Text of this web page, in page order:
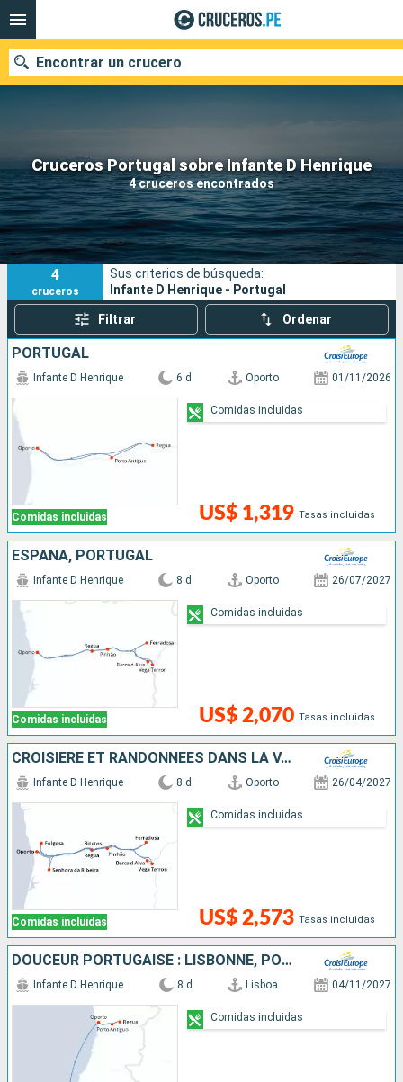
Cruceros Portugal sobre Infante D Henrique
4 cruceros encontrados
Encontrar un crucero
Nuestros destinos
Fecha de salida
Puertos Compañías
Buscar
4
cruceros
Sus criterios de búsqueda:
Infante D Henrique - Portugal
Filtrar Ordenar
PORTUGAL
Comidas incluidas
Infante D Henrique 6 d Oporto 01/11/2026
US$ 1,319 Tasas incluidas
Comidas incluidas
ESPAÑA, PORTUGAL
Comidas incluidas
Infante D Henrique 8 d Oporto 26/07/2027
US$ 2,070 Tasas incluidas
Comidas incluidas
CROISIÈRE ET RANDONNÉES DANS LA VALLÉE DU DOURO, UNE NATURE PRÉSERVÉE
Comidas incluidas
Infante D Henrique 8 d Oporto 26/04/2027
US$ 2,573 Tasas incluidas
Comidas incluidas
DOUCEUR PORTUGAISE : LISBONNE, PORTO & LA VALLÉE DU DOURO
Infante D Henrique 8 d Lisboa 04/11/2027
Comidas incluidas